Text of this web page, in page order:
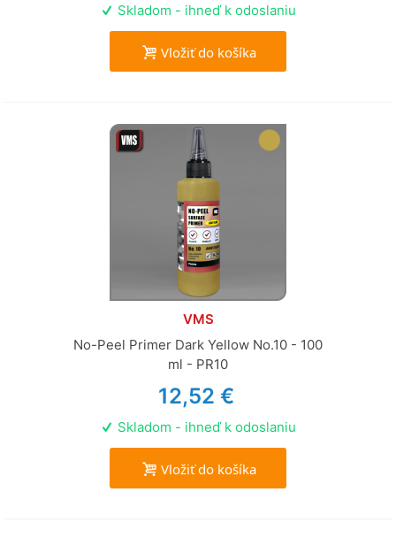
Skladom - ihneď k odoslaniu
Vložiť do košíka
VMS
No-Peel Primer Dark Yellow No.10 - 100
ml - PR10
12,52 €
Skladom - ihneď k odoslaniu
Vložiť do košíka